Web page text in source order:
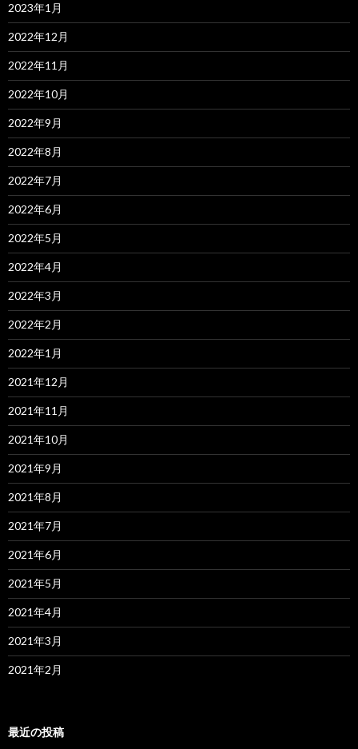
2023年1月
2022年12月
2022年11月
2022年10月
2022年9月
2022年8月
2022年7月
2022年6月
2022年5月
2022年4月
2022年3月
2022年2月
2022年1月
2021年12月
2021年11月
2021年10月
2021年9月
2021年8月
2021年7月
2021年6月
2021年5月
2021年4月
2021年3月
2021年2月
最近の投稿